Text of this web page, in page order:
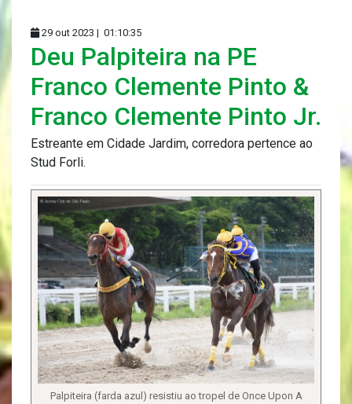
29 out 2023 | 01:10:35
Deu Palpiteira na PE
Franco Clemente Pinto &
Franco Clemente Pinto Jr.
Estreante em Cidade Jardim, corredora pertence ao
Stud Forli.
Palpiteira (farda azul) resistiu ao tropel de Once Upon A